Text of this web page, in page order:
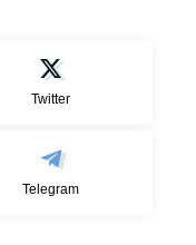
Twitter
Telegram